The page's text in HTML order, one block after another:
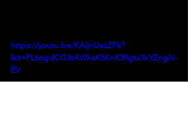
https://youtu.be/KAljnUezZFk?
list=PL6ogdCG3tAWhsK5KnK39gtx3xYZngN-
EV